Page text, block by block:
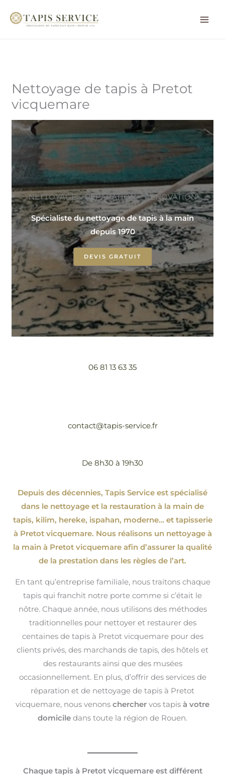
Nettoyage de tapis à Pretot
vicquemare
NETTOYAGE ~ RÉPARATION ~ RÉNOVATION
Spécialiste du nettoyage de tapis à la main
depuis 1970
DEVIS GRATUIT
06 81 13 63 35
contact@tapis-service.fr
De 8h30 à 19h30
Depuis des décennies, Tapis Service est spécialisé
dans le nettoyage et la restauration à la main de
tapis, kilim, hereke, ispahan, moderne…et tapisserie
à Pretot vicquemare. Nous réalisons un nettoyage à
la main à Pretot vicquemare afin d’assurer la qualité
de la prestation dans les règles de l’art.
En tant qu’entreprise familiale, nous traitons chaque
tapis qui franchit notre porte comme si c’était le
nôtre. Chaque année, nous utilisons des méthodes
traditionnelles pour nettoyer et restaurer des
centaines de tapis à Pretot vicquemare pour des
clients privés, des marchands de tapis, des hôtels et
des restaurants ainsi que des musées
occasionnellement. En plus, d’offrir des services de
réparation et de nettoyage de tapis à Pretot
vicquemare, nous venons chercher vos tapis à votre
domicile dans toute la région de Rouen.
Chaque tapis à Pretot vicquemare est différent